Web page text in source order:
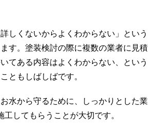
詳しくないからよくわからない」という
す。塗装検討の際に複数の業者に見積
てある内容はよくわからない、という
こともしばしばです。
水から守るために、しっかりとした業
工してもらうことが大切です。